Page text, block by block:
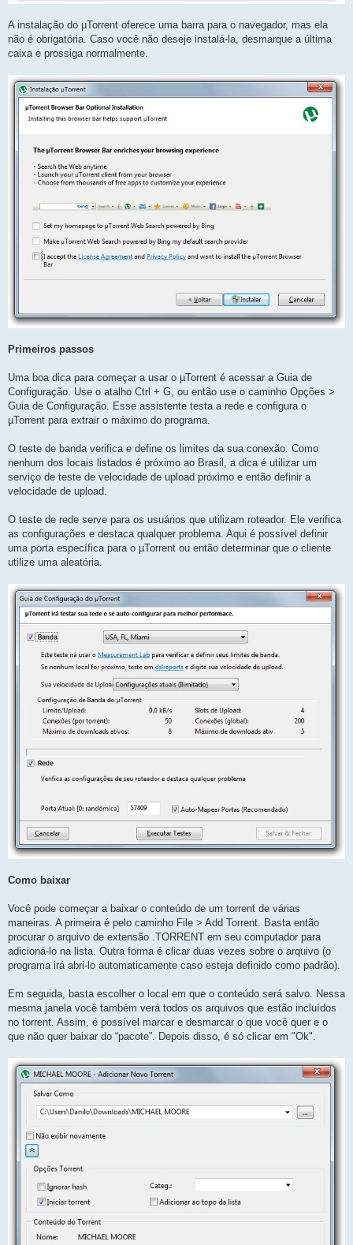
A instalação do µTorrent oferece uma barra para o navegador, mas ela
não é obrigatória. Caso você não deseje instalá-la, desmarque a última
caixa e prossiga normalmente.
Primeiros passos
Uma boa dica para começar a usar o µTorrent é acessar a Guia de
Configuração. Use o atalho Ctrl + G, ou então use o caminho Opções >
Guia de Configuração. Esse assistente testa a rede e configura o
µTorrent para extrair o máximo do programa.
O teste de banda verifica e define os limites da sua conexão. Como
nenhum dos locais listados é próximo ao Brasil, a dica é utilizar um
serviço de teste de velocidade de upload próximo e então definir a
velocidade de upload.
O teste de rede serve para os usuários que utilizam roteador. Ele verifica
as configurações e destaca qualquer problema. Aqui é possível definir
uma porta específica para o µTorrent ou então determinar que o cliente
utilize uma aleatória.
Como baixar
Você pode começar a baixar o conteúdo de um torrent de várias
maneiras. A primeira é pelo caminho File > Add Torrent. Basta então
procurar o arquivo de extensão .TORRENT em seu computador para
adicioná-lo na lista. Outra forma é clicar duas vezes sobre o arquivo (o
programa irá abri-lo automaticamente caso esteja definido como padrão).
Em seguida, basta escolher o local em que o conteúdo será salvo. Nessa
mesma janela você também verá todos os arquivos que estão incluídos
no torrent. Assim, é possível marcar e desmarcar o que você quer e o
que não quer baixar do “pacote”. Depois disso, é só clicar em "Ok".